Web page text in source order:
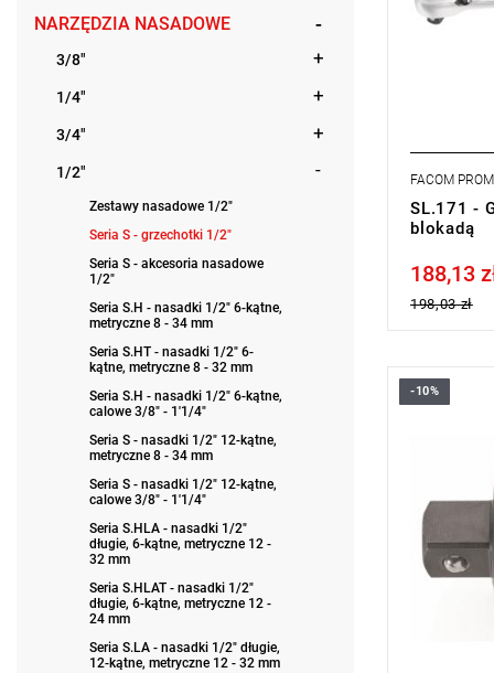
NARZĘDZIA NASADOWE
3/8"
1/4"
3/4"
1/2"
Zestawy nasadowe 1/2"
Seria S - grzechotki 1/2"
Seria S - akcesoria nasadowe
1/2"
Seria S.H - nasadki 1/2" 6-kątne,
metryczne 8 - 34 mm
Seria S.HT - nasadki 1/2" 6-
kątne, metryczne 8 - 32 mm
Seria S.H - nasadki 1/2" 6-kątne,
calowe 3/8" - 1'1/4"
Seria S - nasadki 1/2" 12-kątne,
metryczne 8 - 34 mm
Seria S - nasadki 1/2" 12-kątne,
calowe 3/8" - 1'1/4"
Seria S.HLA - nasadki 1/2"
długie, 6-kątne, metryczne 12 -
32 mm
Seria S.HLAT - nasadki 1/2"
długie, 6-kątne, metryczne 12 -
24 mm
Seria S.LA - nasadki 1/2" długie,
12-kątne, metryczne 12 - 32 mm
FACOM
SL.171 -
blokadą
Price tax
188,13
198,03 zł
Zabierak
Typ
produktu
-10%